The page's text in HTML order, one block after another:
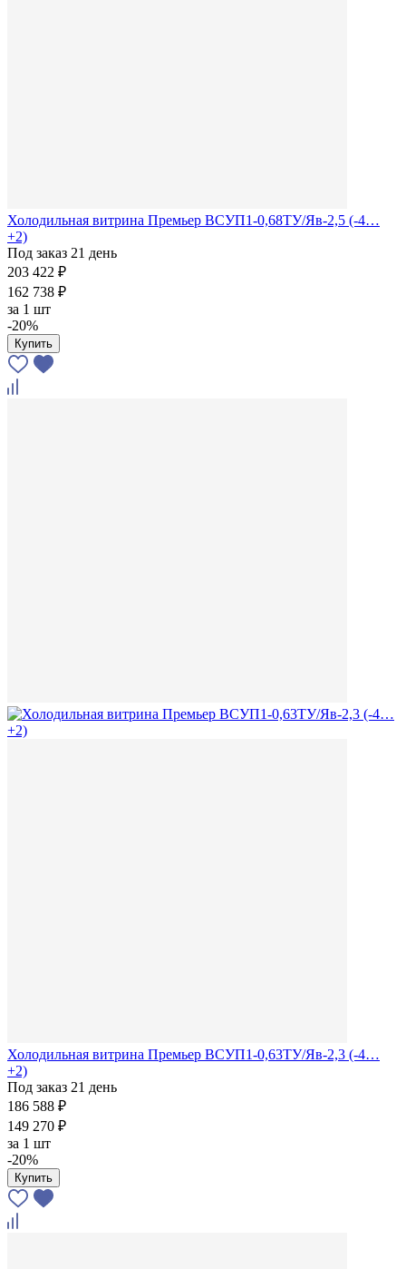
Холодильная витрина Премьер ВСУП1-0,68ТУ/Яв-2,5 (-4…
+2)
Под заказ 21 день
203 422 ₽
162 738 ₽
за 1 шт
-20%
Купить
Холодильная витрина Премьер ВСУП1-0,63ТУ/Яв-2,3 (-4…
+2)
Под заказ 21 день
186 588 ₽
149 270 ₽
за 1 шт
-20%
Купить